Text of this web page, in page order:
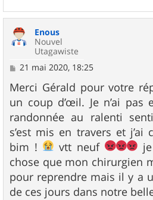
Enous
Nouvel
Utagawiste
M
s
s
a
g
e
21 mai 2020, 18:25
Merci Gérald pour votre
un coup d’œil. Je n’ai pas
randonnée au ralenti
s’est mis en travers et j’ai
bim !
vtt neuf
je
chose que mon chirurgien
pour reprendre mais il y a
de ces jours dans notre